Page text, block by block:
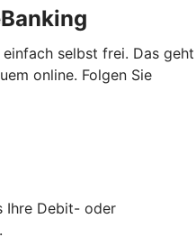
selbst frei. Das geht
online. Folgen Sie
Ihre Debit- oder